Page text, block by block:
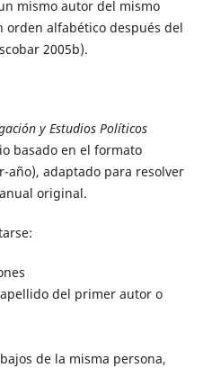
mismo autor del mismo
orden alfabético después del
2005b).
y Estudios Políticos
basado en el formato
año), adaptado para resolver
original.
del primer autor o
de la misma persona,